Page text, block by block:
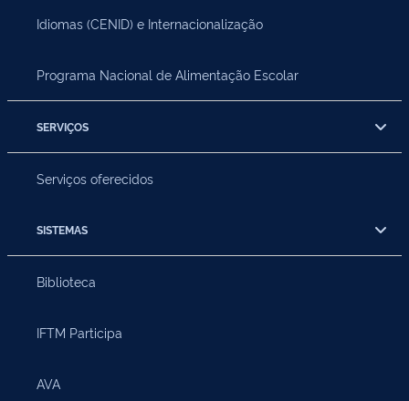
Idiomas (CENID) e Internacionalização
Programa Nacional de Alimentação Escolar
SERVIÇOS
Serviços oferecidos
SISTEMAS
Biblioteca
IFTM Participa
AVA